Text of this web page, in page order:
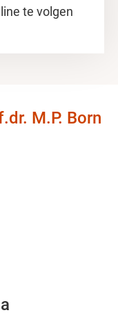
te volgen
M.P. Born